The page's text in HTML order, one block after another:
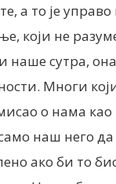
а то је
који не
наше сутра,
Многи који
о нама
наш него
ако би то